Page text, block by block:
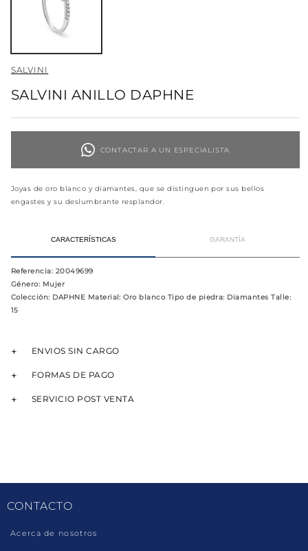
ventana
SALVINI
SALVINI ANILLO DAPHNE
CONTACTAR A UN ESPECIALISTA
Joyas de oro blanco y diamantes, que se distinguen por sus bellos
engastes y su deslumbrante resplandor.
CARACTERÍSTICAS GARANTÍA
Referencia: 20049699
Género: Mujer
Colección: DAPHNE Material: Oro blanco Tipo de piedra: Diamantes Talle:
15
ENVIOS SIN CARGO
FORMAS DE PAGO
SERVICIO POST VENTA
CONTACTO
Acerca de nosotros